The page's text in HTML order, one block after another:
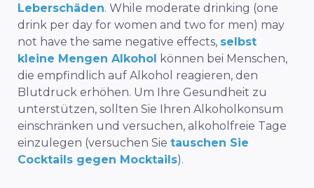
Leberschäden. While moderate drinking (one
drink per day for women and two for men) may
not have the same negative effects, selbst
kleine Mengen Alkohol können bei Menschen,
die empfindlich auf Alkohol reagieren, den
Blutdruck erhöhen. Um Ihre Gesundheit zu
unterstützen, sollten Sie Ihren Alkoholkonsum
einschränken und versuchen, alkoholfreie Tage
einzulegen (versuchen Sie tauschen Sie
Cocktails gegen Mocktails).